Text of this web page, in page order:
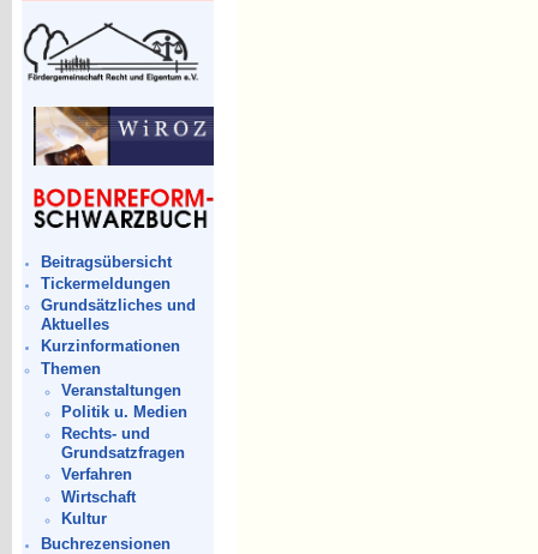
Beitragsübersicht
Tickermeldungen
Grundsätzliches und
Aktuelles
Kurzinformationen
Themen
Veranstaltungen
Politik u. Medien
Rechts- und
Grundsatzfragen
Verfahren
Wirtschaft
Kultur
Buchrezensionen